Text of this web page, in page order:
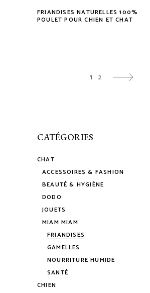
FRIANDISES NATURELLES 100%
POULET POUR CHIEN ET CHAT
1 2
CATÉGORIES
CHAT
ACCESSOIRES & FASHION
BEAUTÉ & HYGIÈNE
DODO
JOUETS
MIAM MIAM
FRIANDISES
GAMELLES
NOURRITURE HUMIDE
SANTÉ
CHIEN